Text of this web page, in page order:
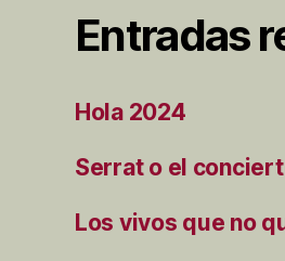
Entradas
Hola 2024
Serrat o el
Los vivos que no